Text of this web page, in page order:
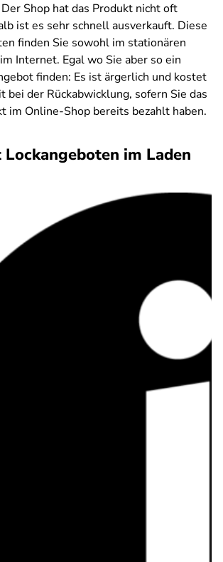
Shop hat das Produkt nicht oft
ist es sehr schnell ausverkauft. Diese
finden Sie sowohl im stationären
Internet. Egal wo Sie aber so ein
finden: Es ist ärgerlich und kostet
bei der Rückabwicklung, sofern Sie das
im Online-Shop bereits bezahlt haben.
im Laden